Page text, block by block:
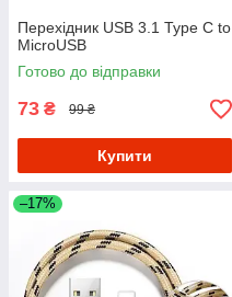
Перехідник USB 3.1 Type C to
MicroUSB
Готово до відправки
73 ₴ 99 ₴
Купити
–17%